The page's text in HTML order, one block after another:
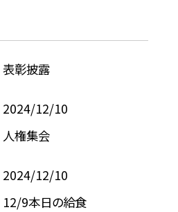
表彰披露
2024/12/10
人権集会
2024/12/10
12/9本日の給食